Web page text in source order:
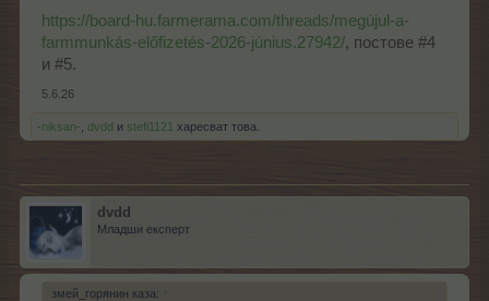
https://board-hu.farmerama.com/threads/megújul-a-
farmmunkás-előfizetés-2026-június.27942/, постове #4
и #5.
5.6.26
-niksan- dvdd и stefi1121 харесват това.
dvdd
Младши експерт
змей_горянин каза: ↑